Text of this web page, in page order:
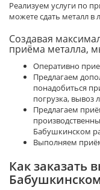
Реализуем услуги по
можете сдать металл
Создавая
приёма металла,
Оперативно
Предлагаем
понадобиться
погрузка, вывоз
Предлагаем
Бабушкинском
Выполняем
Как заказать